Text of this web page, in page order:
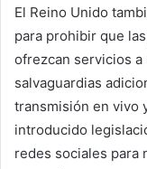
El Reino Unido
para prohibir que
ofrezcan servicios a
salvaguardias
transmisión en vivo
introducido
redes sociales para